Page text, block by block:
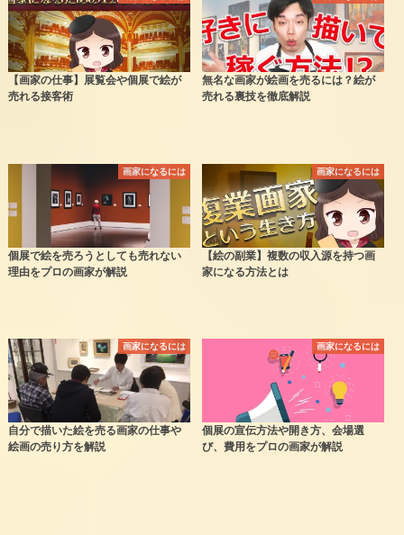
【画家の仕事】展覧会や個展で絵が
売れる接客術
無名な画家が絵画を売るには？絵が
売れる裏技を徹底解説
画家になるには
個展で絵を売ろうとしても売れない
理由をプロの画家が解説
画家になるには
【絵の副業】複数の収入源を持つ画
家になる方法とは
画家になるには
自分で描いた絵を売る画家の仕事や
絵画の売り方を解説
画家になるには
個展の宣伝方法や開き方、会場選
び、費用をプロの画家が解説